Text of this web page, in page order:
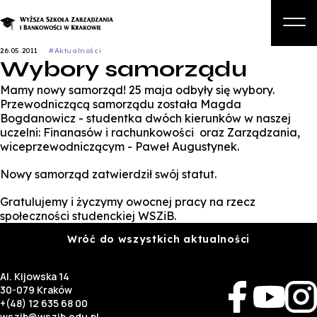
Studia podyplomowe i kursy
Zapisz się na studia
26.05.2011 #Aktualności
Wybory samorządu
Mamy nowy samorząd! 25 maja odbyły się wybory.
Przewodniczącą samorządu została Magda
Bogdanowicz - studentka dwóch kierunków w naszej
uczelni: Finanasów i rachunkowości oraz Zarządzania,
wiceprzewodniczącym - Paweł Augustynek.
Nowy samorząd zatwierdził swój statut.
Gratulujemy i życzymy owocnej pracy na rzecz
społeczności studenckiej WSZiB.
Wróć do wszystkich aktualności
Al. Kijowska 14
30-079 Kraków
+(48) 12 635 68 00